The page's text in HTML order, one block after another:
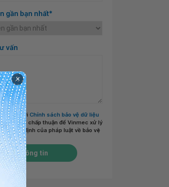
gần bạn nhất*
vấn
ý với Chính sách bảo vệ dữ liệu
và chấp thuận để Vinmec xử lý
quy định của pháp luật về bảo vệ
Gửi thông tin
×